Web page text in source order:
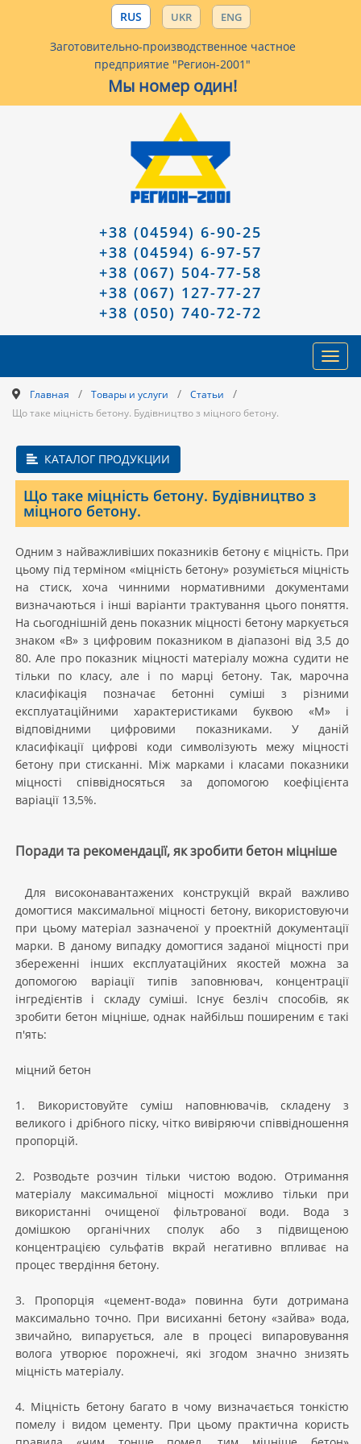
RUS UKR ENG
Заготовительно-производственное частное
предприятие "Регион-2001"
Мы номер один!
+38 (04594) 6-90-25
+38 (04594) 6-97-57
+38 (067) 504-77-58
+38 (067) 127-77-27
+38 (050) 740-72-72
Главная / Товары и услуги / Статьи /
Що таке міцність бетону. Будівництво з міцного бетону.
КАТАЛОГ ПРОДУКЦИИ
Що таке міцність бетону. Будівництво з
міцного бетону.
Одним з найважливіших показників бетону є міцність. При
цьому під терміном «міцність бетону» розуміється міцність
на стиск, хоча чинними нормативними документами
визначаються і інші варіанти трактування цього поняття.
На сьогоднішній день показник міцності бетону маркується
знаком «B» з цифровим показником в діапазоні від 3,5 до
80. Але про показник міцності матеріалу можна судити не
тільки по класу, але і по марці бетону. Так, марочна
класифікація позначає бетонні суміші з різними
експлуатаційними характеристиками буквою «M» і
відповідними цифровими показниками. У даній
класифікації цифрові коди символізують межу міцності
бетону при стисканні. Між марками і класами показники
міцності співвідносяться за допомогою коефіцієнта
варіації 13,5%.
Поради та рекомендації, як зробити бетон міцніше
Для високонавантажених конструкцій вкрай важливо
домогтися максимальної міцності бетону, використовуючи
при цьому матеріал зазначеної у проектній документації
марки. В даному випадку домогтися заданої міцності при
збереженні інших експлуатаційних якостей можна за
допомогою варіації типів заповнювач, концентрації
інгредієнтів і складу суміші. Існує безліч способів, як
зробити бетон міцніше, однак найбільш поширеним є такі
п'ять:
міцний бетон
1. Використовуйте суміш наповнювачів, складену з
великого і дрібного піску, чітко вивіряючи співвідношення
пропорцій.
2. Розводьте розчин тільки чистою водою. Отримання
матеріалу максимальної міцності можливо тільки при
використанні очищеної фільтрованої води. Вода з
домішкою органічних сполук або з підвищеною
концентрацією сульфатів вкрай негативно впливає на
процес твердіння бетону.
3. Пропорція «цемент-вода» повинна бути дотримана
максимально точно. При висиханні бетону «зайва» вода,
звичайно, випарується, але в процесі випаровування
волога утворює порожнечі, які згодом значно знизять
міцність матеріалу.
4. Міцність бетону багато в чому визначається тонкістю
помелу і видом цементу. При цьому практична користь